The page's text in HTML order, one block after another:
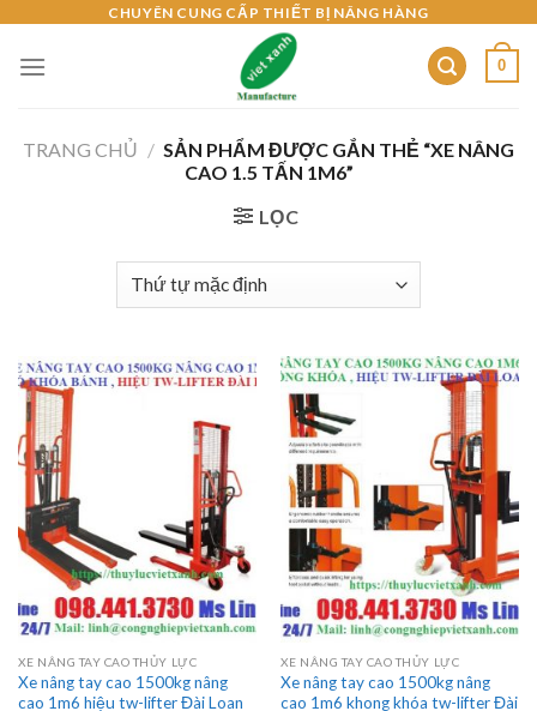
content
CHUYÊN CUNG CẤP THIẾT BỊ NÂNG HÀNG
0
TRANG CHỦ / SẢN PHẨM ĐƯỢC GẮN THẺ “XE NÂNG
CAO 1.5 TẤN 1M6”
LỌC
XE NÂNG TAY CAO THỦY LỰC
Xe nâng tay cao 1500kg nâng
cao 1m6 hiệu tw-lifter Đài Loan
XE NÂNG TAY CAO THỦY LỰC
Xe nâng tay cao 1500kg nâng
cao 1m6 khong khóa tw-lifter Đài